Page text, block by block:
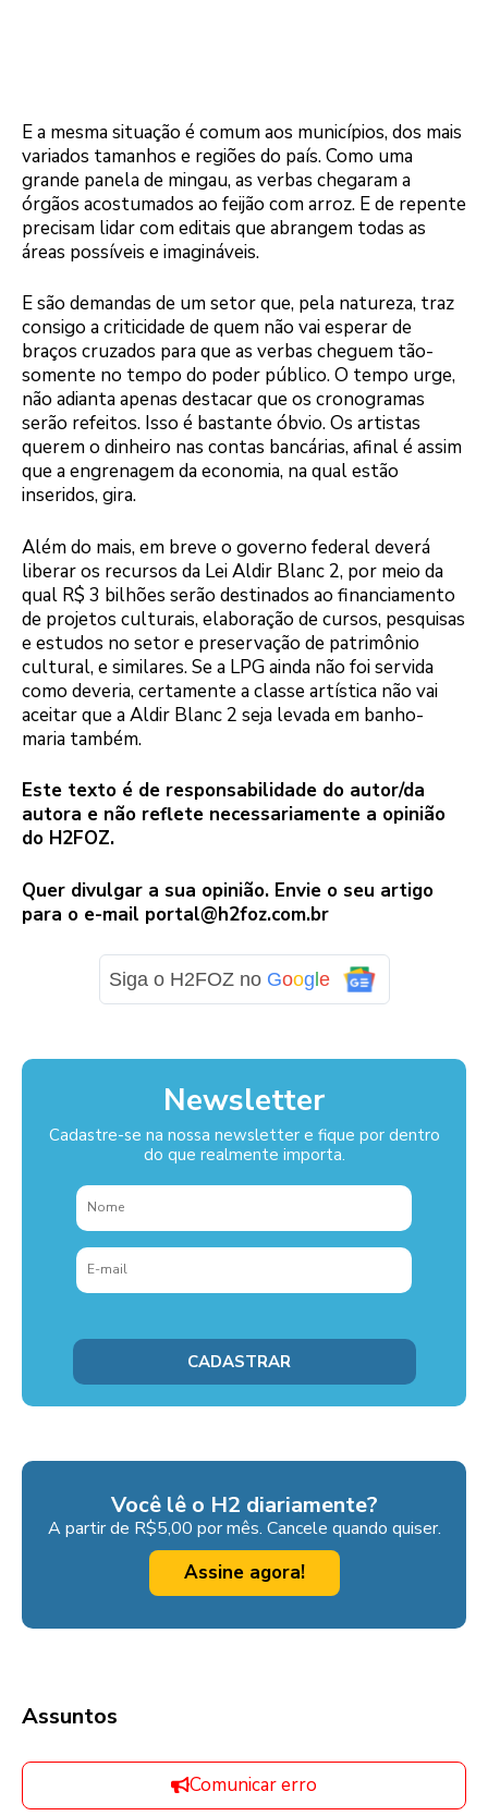
E a mesma situação é comum aos municípios, dos mais
variados tamanhos e regiões do país. Como uma
grande panela de mingau, as verbas chegaram a
órgãos acostumados ao feijão com arroz. E de repente
precisam lidar com editais que abrangem todas as
áreas possíveis e imagináveis.
E são demandas de um setor que, pela natureza, traz
consigo a criticidade de quem não vai esperar de
braços cruzados para que as verbas cheguem tão-
somente no tempo do poder público. O tempo urge,
não adianta apenas destacar que os cronogramas
serão refeitos. Isso é bastante óbvio. Os artistas
querem o dinheiro nas contas bancárias, afinal é assim
que a engrenagem da economia, na qual estão
inseridos, gira.
Além do mais, em breve o governo federal deverá
liberar os recursos da Lei Aldir Blanc 2, por meio da
qual R$ 3 bilhões serão destinados ao financiamento
de projetos culturais, elaboração de cursos, pesquisas
e estudos no setor e preservação de patrimônio
cultural, e similares. Se a LPG ainda não foi servida
como deveria, certamente a classe artística não vai
aceitar que a Aldir Blanc 2 seja levada em banho-
maria também.
Este texto é de responsabilidade do autor/da
autora e não reflete necessariamente a opinião
do H2FOZ.
Quer divulgar a sua opinião. Envie o seu artigo
para o e-mail portal@h2foz.com.br
Siga o H2FOZ no Goog e
Newsletter
Cadastre-se na nossa newsletter e fique por dentro
do que realmente importa.
Você lê o H2 diariamente?
A partir de R$5,00 por mês. Cancele quando quiser.
Assine agora!
Assuntos
Comunicar erro